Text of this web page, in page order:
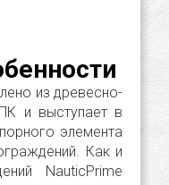
из древесно-
и выступает в
элемента
Как и
NauticPrime